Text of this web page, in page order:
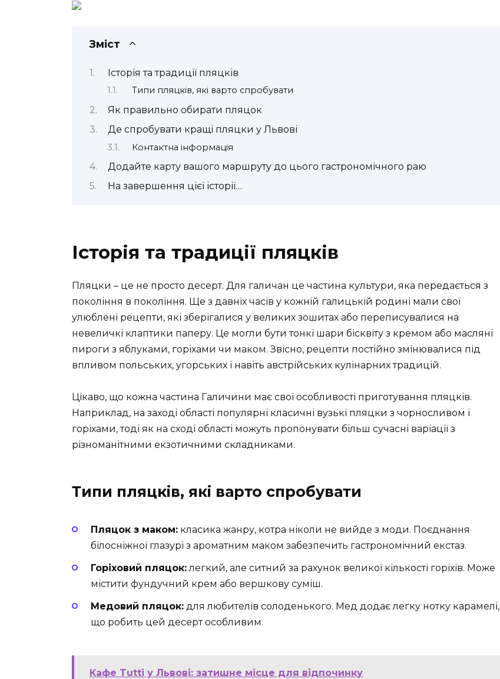
Зміст
Історія та традиції пляцків
Типи пляцків, які варто спробувати
Як правильно обирати пляцок
Де спробувати кращі пляцки у Львові
Контактна інформація
Додайте карту вашого маршруту до цього гастрономічного раю
На завершення цієї історії…
Історія та традиції пляцків
Пляцки – це не просто десерт. Для галичан це частина культури, яка передається з
покоління в покоління. Ще з давніх часів у кожній галицькій родині мали свої
улюблені рецепти, які зберігалися у великих зошитах або переписувалися на
невеличкі клаптики паперу. Це могли бути тонкі шари бісквіту з кремом або масляні
пироги з яблуками, горіхами чи маком. Звісно, рецепти постійно змінювалися під
впливом польських, угорських і навіть австрійських кулінарних традицій.
Цікаво, що кожна частина Галичини має свої особливості приготування пляцків.
Наприклад, на заході області популярні класичні вузькі пляцки з чорносливом і
горіхами, тоді як на сході області можуть пропонувати більш сучасні варіації з
різноманітними екзотичними складниками.
Типи пляцків, які варто спробувати
Пляцок з маком: класика жанру, котра ніколи не вийде з моди. Поєднання
білосніжної глазурі з ароматним маком забезпечить гастрономічний екстаз.
Горіховий пляцок:легкий, але ситний за рахунок великої кількості горіхів. Може
містити фундучний крем або вершкову суміш.
Медовий пляцок: для любителів солоденького. Мед додає легку нотку карамелі,
що робить цей десерт особливим.
Кафе Tutti у Львові: затишне місце для відпочинку